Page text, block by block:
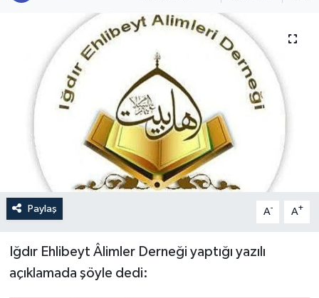
Paylaş A- A+
Iğdır Ehlibeyt Âlimler Derneği yaptığı yazılı
açıklamada şöyle dedi: